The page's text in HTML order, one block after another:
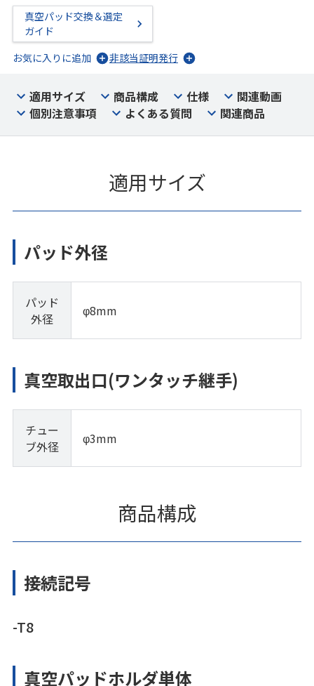
真空パッド交換＆選定
ガイド
お気に入りに追加
非該当証明発行
適用サイズ 商品構成 仕様
関連動画
個別注意事項
よくある質問 関連商品
適用サイズ
パッド外径
パッド
外径
φ8mm
真空取出口(ワンタッチ継手)
チュー
ブ外径
φ3mm
商品構成
接続記号
-T8
真空パッドホルダ単体